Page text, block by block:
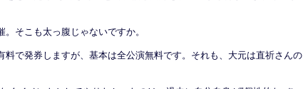
そこも太っ腹じゃないですか。
料で発券しますが、基本は全公演無料です。それも、大元は直祈さんの